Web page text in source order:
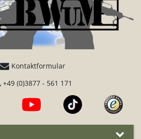
Kontaktformular
+49 (0)3877 - 561 171